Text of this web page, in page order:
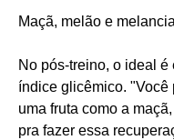
Maçã, melão e melancia
No pós-treino, o ideal
índice glicêmico. "Você
uma fruta como a
pra fazer essa